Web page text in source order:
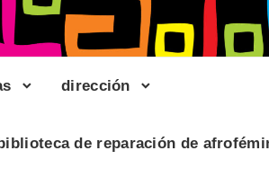
dirección
biblioteca de reparación de